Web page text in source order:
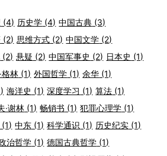
(4) 历史学 (4) 中国古典 (3)
(2) 思维方式 (2) 中国文学 (2)
(2) 悬疑 (2) 中国军事史 (2) 日本史 (1)
格林 (1) 外国哲学 (1) 余华 (1)
海洋史 (1) 深度学习 (1) 算法 (1)
·谢林 (1) 畅销书 (1) 犯罪心理学 (1)
(1) 中东 (1) 科学通识 (1) 历史纪实 (1)
治哲学 (1) 德国古典哲学 (1)